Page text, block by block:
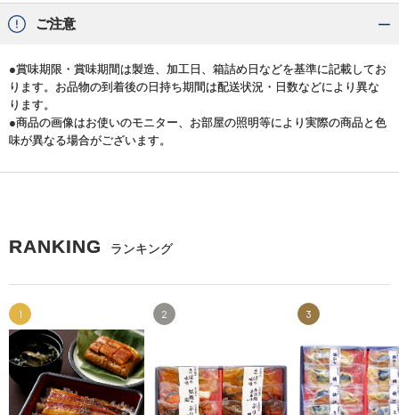
ご注意
●賞味期限・賞味期間は製造、加工日、箱詰め日などを基準に記載してお
ります。お品物の到着後の日持ち期間は配送状況・日数などにより異な
ります。
●商品の画像はお使いのモニター、お部屋の照明等により実際の商品と色
味が異なる場合がございます。
RANKING ランキング
1 2 3